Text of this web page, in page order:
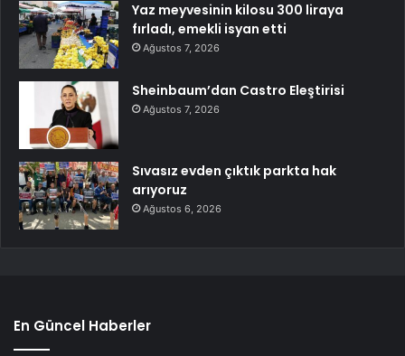
Yaz meyvesinin kilosu 300 liraya
fırladı, emekli isyan etti
Ağustos 7, 2026
Sheinbaum’dan Castro Eleştirisi
Ağustos 7, 2026
Sıvasız evden çıktık parkta hak
arıyoruz
Ağustos 6, 2026
En Güncel Haberler